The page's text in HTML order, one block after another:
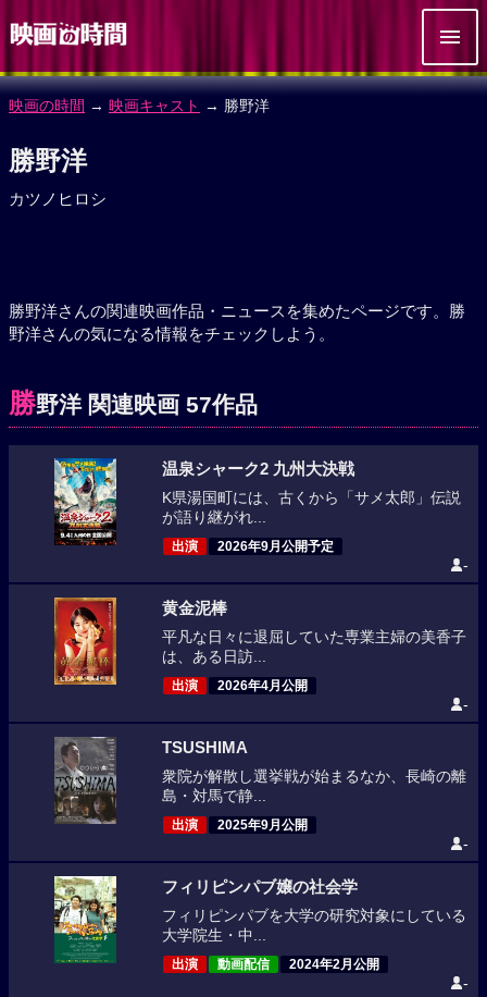
映画の時間 → 映画キャスト → 勝野洋
勝野洋
カツノヒロシ
勝野洋さんの関連映画作品・ニュースを集めたページです。勝
野洋さんの気になる情報をチェックしよう。
勝野洋 関連映画 57作品
温泉シャーク2 九州大決戦
K県湯国町には、古くから「サメ太郎」伝説
が語り継がれ...
出演 2026年9月公開予定
-
黄金泥棒
平凡な日々に退屈していた専業主婦の美香子
は、ある日訪...
出演 2026年4月公開
-
TSUSHIMA
衆院が解散し選挙戦が始まるなか、長崎の離
島・対馬で静...
出演 2025年9月公開
-
フィリピンパブ嬢の社会学
フィリピンパブを大学の研究対象にしている
大学院生・中...
出演 動画配信 2024年2月公開
-